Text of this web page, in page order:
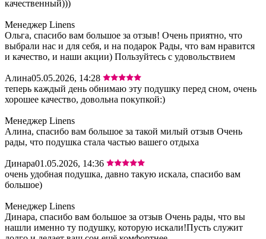
качественный)))
Менеджер Linens
Ольга, спасибо вам большое за отзыв! Очень приятно, что
выбрали нас и для себя, и на подарок Рады, что вам нравится
и качество, и наши акции) Пользуйтесь с удовольствием
Алина05.05.2026, 14:28
теперь каждый день обнимаю эту подушку перед сном, очень
хорошее качество, довольна покупкой:)
Менеджер Linens
Алина, спасибо вам большое за такой милый отзыв Очень
рады, что подушка стала частью вашего отдыха
Динара01.05.2026, 14:36
очень удобная подушка, давно такую искала, спасибо вам
большое)
Менеджер Linens
Динара, спасибо вам большое за отзыв Очень рады, что вы
нашли именно ту подушку, которую искали!Пусть служит